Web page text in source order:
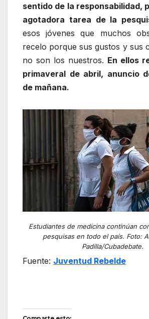
sentido de la responsabilidad,
agotadora tarea de la
esos jóvenes que muchos
recelo porque sus gustos y sus
no son los nuestros. En ellos
primaveral de abril, anuncio
de mañana.
Estudiantes de medicina continúan
pesquisas en todo el país. Foto:
Padilla/Cubadebate.
Fuente: Juventud Rebelde